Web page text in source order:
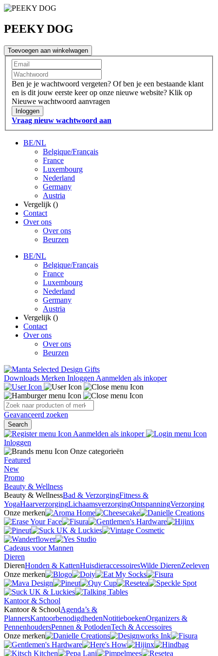
PEEKY DOG
Toevoegen aan winkelwagen
Ben je je wachtwoord vergeten? Of ben je een bestaande klant
en is dit jouw eerste keer op onze nieuwe website? Klik op
Nieuwe wachtwoord aanvragen
Inloggen
Vraag nieuw wachtwoord aan
BE/NL
Belgique/Français
France
Luxembourg
Nederland
Germany
Austria
Vergelijk ()
Contact
Over ons
Over ons
Beurzen
BE/NL
Belgique/Français
France
Luxembourg
Nederland
Germany
Austria
Vergelijk ()
Contact
Over ons
Over ons
Beurzen
Downloads Merken InloggenAanmelden als inkoper
Geavanceerd zoeken
Search
Aanmelden als inkoper
Inloggen
Onze categorieën
Featured
New
Promo
Beauty & Wellness
Beauty & WellnessBad & VerzorgingFitness &
YogaHaarverzorgingLichaamsverzorgingOntspanningVerzorging
Onze merken
Cadeaus voor Mannen
Dieren
DierenHonden & KattenHuisdieraccessoiresWilde DierenZeeleven
Onze merken
Kantoor & School
Kantoor & SchoolAgenda’s &
PlannersKantoorbenodigdhedenNotitieboekenOrganizers &
PennenhoudersPennen & PotlodenTech & Accessoires
Onze merken